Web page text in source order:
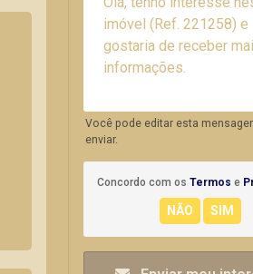
Você pode editar esta
enviar.
Concordo com os Termos e